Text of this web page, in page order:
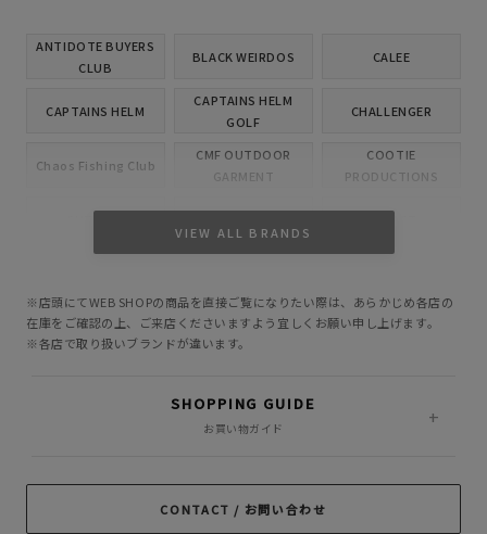
ANTIDOTE BUYERS
CLUB
BLACK WEIRDOS CALEE
CAPTAINS HELM
CAPTAINS HELM
GOLF
CHALLENGER
Chaos Fishing Club
CMF OUTDOOR
GARMENT
COOTIE
PRODUCTIONS
INCOMPLETE
TOKYO
Little Yarmouth
M&M CUSTOM
POLIQUANT
PORKCHOP GARAGE
RADIALL RATS ROTTWEILER
VIEW ALL BRANDS
※店頭にてWEB SHOPの商品を直接ご覧になりたい際は、あらかじめ各店の
在庫をご確認の上、ご来店くださいますよう宜しくお願い申し上げます。
※各店で取り扱いブランドが違います。
SHOPPING GUIDE
お買い物ガイド
CONTACT / お問い合わせ